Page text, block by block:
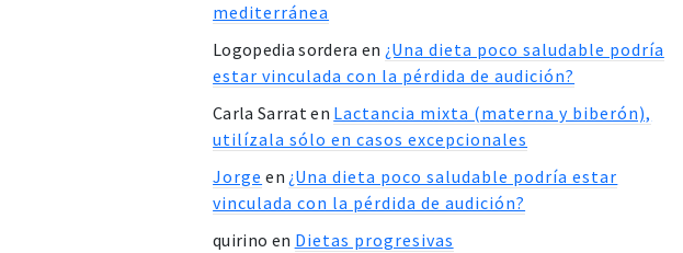
mediterránea
Logopedia sordera en ¿Una dieta poco saludable podría
estar vinculada con la pérdida de audición?
Carla Sarraten Lactancia mixta (materna y biberón),
utilízala sólo en casos excepcionales
Jorge en ¿Una dieta poco saludable podría estar
vinculada con la pérdida de audición?
quirino en Dietas progresivas